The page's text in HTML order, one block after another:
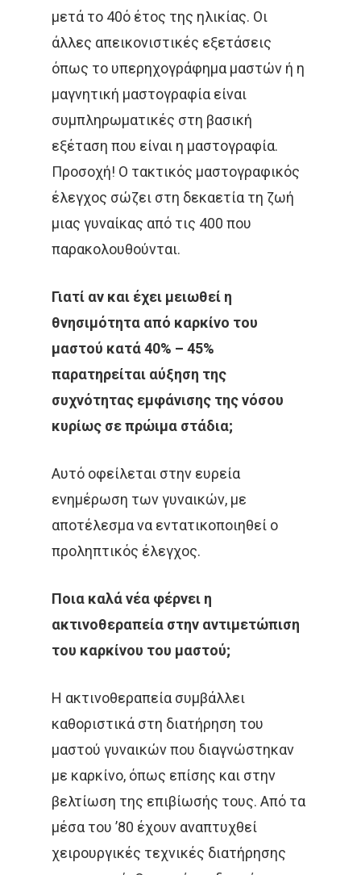
μετά το 40ό έτος της ηλικίας. Οι
άλλες απεικονιστικές εξετάσεις
όπως το υπερηχογράφημα μαστών ή η
μαγνητική μαστογραφία είναι
συμπληρωματικές στη βασική
εξέταση που είναι η μαστογραφία.
Προσοχή! Ο τακτικός μαστογραφικός
έλεγχος σώζει στη δεκαετία τη ζωή
μιας γυναίκας από τις 400 που
παρακολουθούνται.
Γιατί αν και έχει μειωθεί η
θνησιμότητα από καρκίνο του
μαστού κατά 40% – 45%
παρατηρείται αύξηση της
συχνότητας εμφάνισης της νόσου
κυρίως σε πρώιμα στάδια;
Αυτό οφείλεται στην ευρεία
ενημέρωση των γυναικών, με
αποτέλεσμα να εντατικοποιηθεί ο
προληπτικός έλεγχος.
Ποια καλά νέα φέρνει η
ακτινοθεραπεία στην αντιμετώπιση
του καρκίνου του μαστού;
Η ακτινοθεραπεία συμβάλλει
καθοριστικά στη διατήρηση του
μαστού γυναικών που διαγνώστηκαν
με καρκίνο, όπως επίσης και στην
βελτίωση της επιβίωσής τους. Από τα
μέσα του ’80 έχουν αναπτυχθεί
χειρουργικές τεχνικές διατήρησης